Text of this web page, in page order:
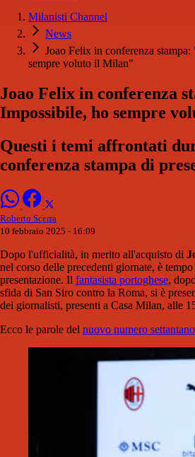
Milanisti Channel
News
Joao Felix in conferenza
sempre voluto il Milan"
Joao Felix in conferenza
Impossibile, ho sempre
Questi i temi affrontati
conferenza stampa di
Roberto Scerra
10 febbraio 2025 - 16:09
Dopo l'ufficialità, in merito all'acquisto di
nel corso delle precedenti giornate, è
presentazione. Il fantasista portoghese,
sfida di San Siro contro la Roma, si è
dei giornalisti, presenti a Casa Milan, alle
Ecco le parole del nuovo numero